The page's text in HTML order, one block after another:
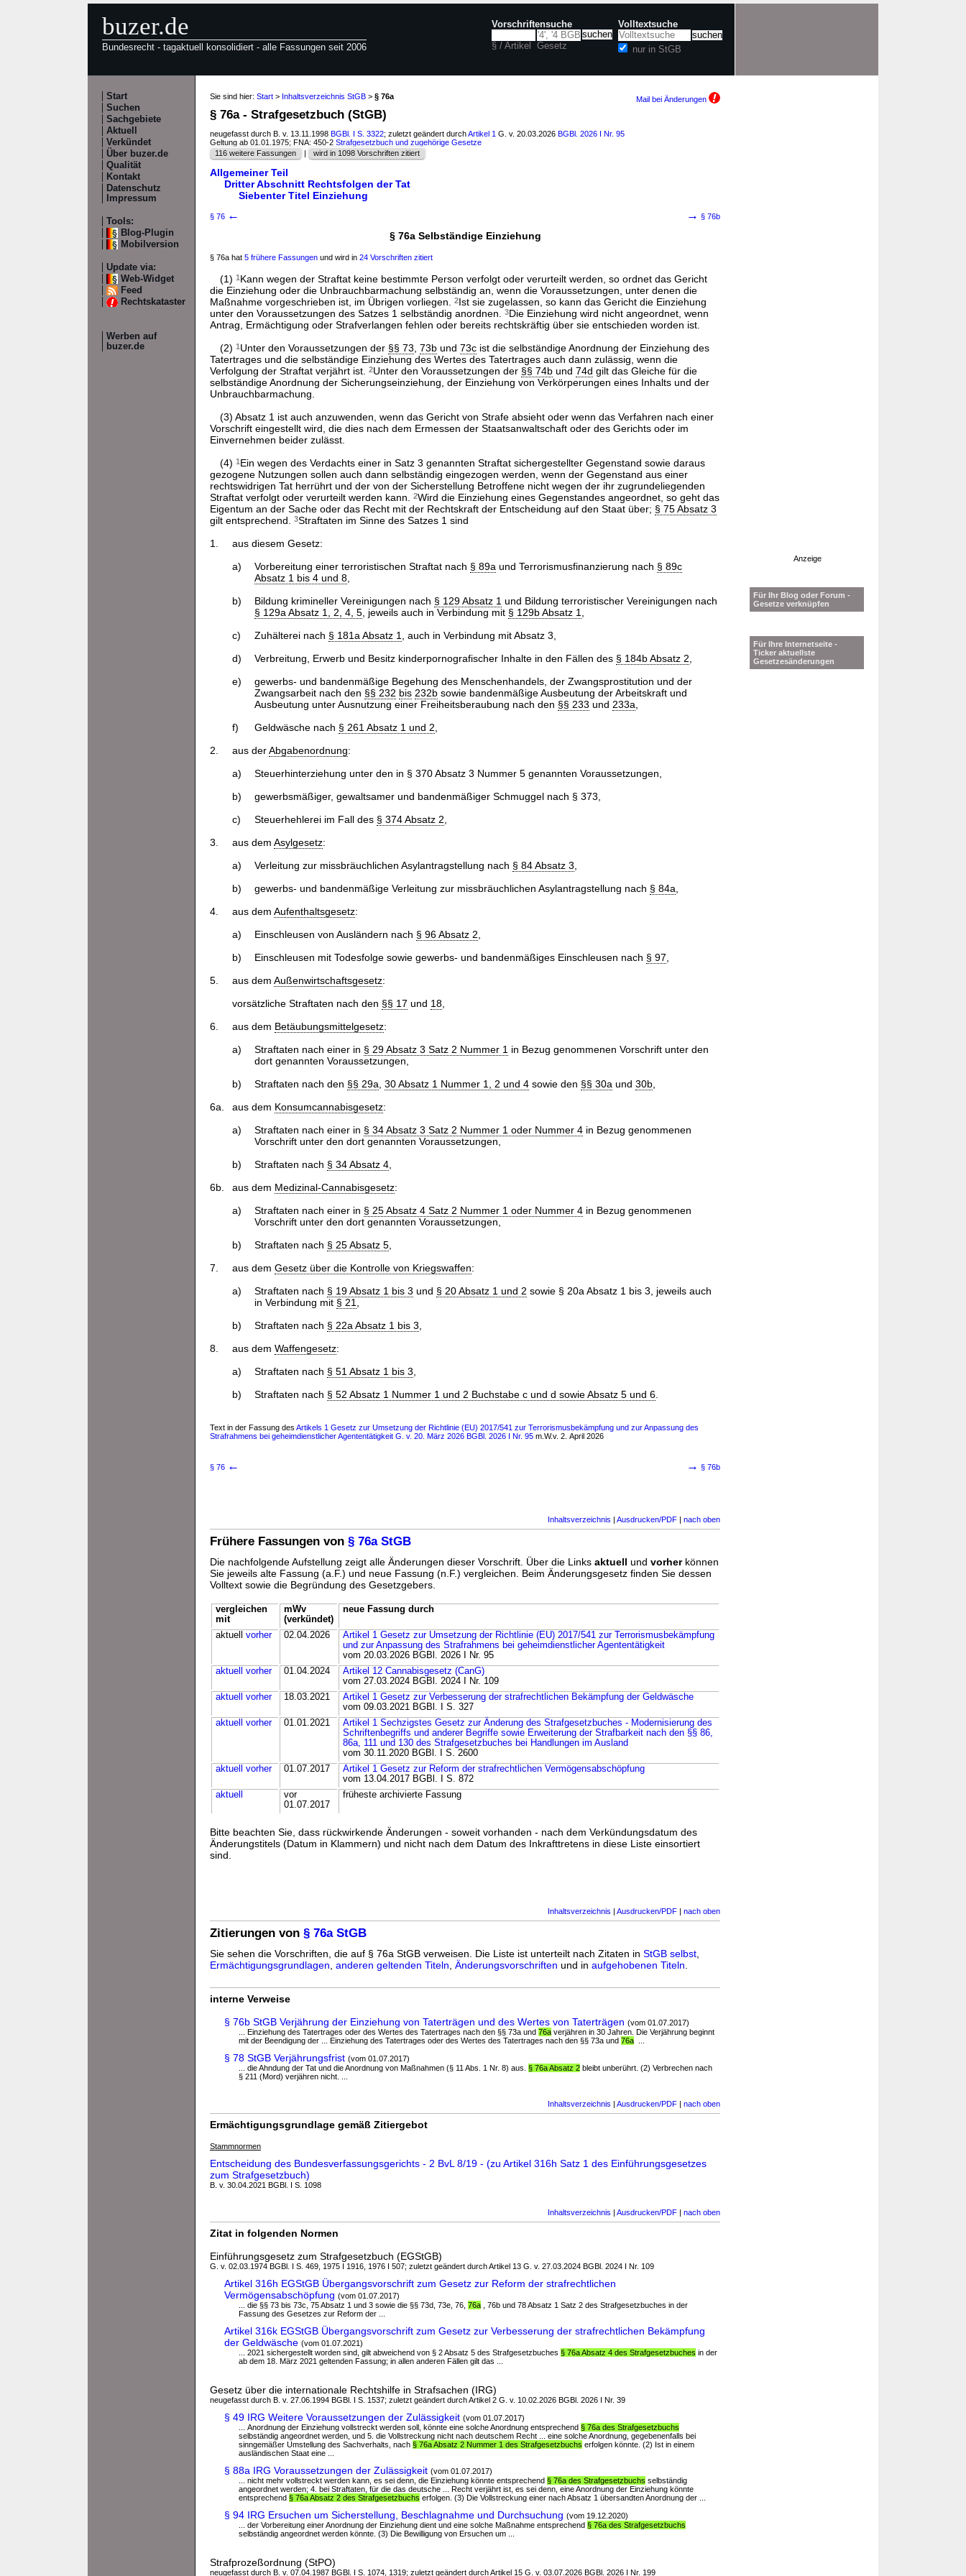
buzer.de
Bundesrecht - tagaktuell konsolidiert - alle Fassungen seit 2006
Vorschriftensuche
§ / Artikel Gesetz
Volltextsuche
nur in StGB
Start
Suchen
Sachgebiete
Aktuell
Verkündet
Über buzer.de
Qualität
Kontakt
Datenschutz
Impressum
Tools:
Blog-Plugin
Mobilversion
Update via:
Web-Widget
Feed
Rechtskataster
Werben auf
buzer.de
Sie sind hier: Start > Inhaltsverzeichnis StGB > § 76a Mail bei Änderungen
§ 76a - Strafgesetzbuch (StGB)
neugefasst durch B. v. 13.11.1998 BGBl. I S. 3322; zuletzt geändert durchArtikel 1 G. v. 20.03.2026 BGBl. 2026 I Nr. 95
Geltung ab 01.01.1975; FNA: 450-2 Strafgesetzbuch und zugehörige Gesetze
116 weitere Fassungen
| wird in 1098 Vorschriften zitiert
Allgemeiner Teil
Dritter Abschnitt Rechtsfolgen der Tat
Siebenter Titel Einziehung
§ 76 ← → § 76b
§ 76a Selbständige Einziehung
§ 76a hat 5 frühere Fassungen und wird in 24 Vorschriften zitiert
(1) 1Kann wegen der Straftat keine bestimmte Person verfolgt oder verurteilt werden, so ordnet das Gericht
die Einziehung oder die Unbrauchbarmachung selbständig an, wenn die Voraussetzungen, unter denen die
Maßnahme vorgeschrieben ist, im Übrigen vorliegen.
2Ist sie zugelassen, so kann das Gericht die Einziehung
unter den Voraussetzungen des Satzes 1 selbständig anordnen.
3Die Einziehung wird nicht angeordnet, wenn
Antrag, Ermächtigung oder Strafverlangen fehlen oder bereits rechtskräftig über sie entschieden worden ist.
(2) 1Unter den Voraussetzungen der §§ 73 73b und 73c ist die selbständige Anordnung der Einziehung des
Tatertrages und die selbständige Einziehung des Wertes des Tatertrages auch dann zulässig, wenn die
Verfolgung der Straftat verjährt ist.
2Unter den Voraussetzungen der §§ 74b und 74d gilt das Gleiche für die
selbständige Anordnung der Sicherungseinziehung, der Einziehung von Verkörperungen eines Inhalts und der
Unbrauchbarmachung.
(3) Absatz 1 ist auch anzuwenden, wenn das Gericht von Strafe absieht oder wenn das Verfahren nach einer
Vorschrift eingestellt wird, die dies nach dem Ermessen der Staatsanwaltschaft oder des Gerichts oder im
Einvernehmen beider zulässt.
(4) 1Ein wegen des Verdachts einer in Satz 3 genannten Straftat sichergestellter Gegenstand sowie daraus
gezogene Nutzungen sollen auch dann selbständig eingezogen werden, wenn der Gegenstand aus einer
rechtswidrigen Tat herrührt und der von der Sicherstellung Betroffene nicht wegen der ihr zugrundeliegenden
Straftat verfolgt oder verurteilt werden kann.
2Wird die Einziehung eines Gegenstandes angeordnet, so geht das
Eigentum an der Sache oder das Recht mit der Rechtskraft der Entscheidung auf den Staat über; § 75 Absatz 3
gilt entsprechend.
3Straftaten im Sinne des Satzes 1 sind
1.
aus diesem Gesetz:
a)
Vorbereitung einer terroristischen Straftat nach § 89a und Terrorismusfinanzierung nach § 89c
Absatz 1 bis 4 und 8,
b)
Bildung krimineller Vereinigungen nach § 129 Absatz 1 und Bildung terroristischer Vereinigungen nach
§ 129a Absatz 1, 2, 4, 5, jeweils auch in Verbindung mit § 129b Absatz 1
c)
Zuhälterei nach § 181a Absatz 1
, auch in Verbindung mit Absatz 3,
d)
Verbreitung, Erwerb und Besitz kinderpornografischer Inhalte in den Fällen des § 184b Absatz 2
e)
gewerbs- und bandenmäßige Begehung des Menschenhandels, der Zwangsprostitution und der
Zwangsarbeit nach den §§ 232 bis 232bsowie bandenmäßige Ausbeutung der Arbeitskraft und
Ausbeutung unter Ausnutzung einer Freiheitsberaubung nach den §§ 233 und 233a
f)
Geldwäsche nach § 261 Absatz 1 und 2
2.
aus derAbgabenordnung:
a)
Steuerhinterziehung unter den in § 370 Absatz 3 Nummer 5 genannten Voraussetzungen,
b)
gewerbsmäßiger, gewaltsamer und bandenmäßiger Schmuggel nach § 373,
c)
Steuerhehlerei im Fall des § 374 Absatz 2
3.
aus dem Asylgesetz:
a)
Verleitung zur missbräuchlichen Asylantragstellung nach § 84 Absatz 3
b)
gewerbs- und bandenmäßige Verleitung zur missbräuchlichen Asylantragstellung nach § 84a
4.
aus dem Aufenthaltsgesetz:
a)
Einschleusen von Ausländern nach § 96 Absatz 2
b)
Einschleusen mit Todesfolge sowie gewerbs- und bandenmäßiges Einschleusen nach § 97
5.
aus dem Außenwirtschaftsgesetz:
vorsätzliche Straftaten nach den §§ 17 und 18,
6.
aus dem Betäubungsmittelgesetz:
a)
Straftaten nach einer in § 29 Absatz 3 Satz 2 Nummer 1 in Bezug genommenen Vorschrift unter den
dort genannten Voraussetzungen,
b)
Straftaten nach den §§ 29a 30 Absatz 1 Nummer 1, 2 und 4sowie den §§ 30a und 30b,
6a.
aus dem Konsumcannabisgesetz:
a)
Straftaten nach einer in § 34 Absatz 3 Satz 2 Nummer 1 oder Nummer 4in Bezug genommenen
Vorschrift unter den dort genannten Voraussetzungen,
b)
Straftaten nach § 34 Absatz 4,
6b.
aus dem Medizinal-Cannabisgesetz:
a)
Straftaten nach einer in § 25 Absatz 4 Satz 2 Nummer 1 oder Nummer 4in Bezug genommenen
Vorschrift unter den dort genannten Voraussetzungen,
b)
Straftaten nach § 25 Absatz 5,
7.
aus dem Gesetz über die Kontrolle von Kriegswaffen:
a)
Straftaten nach § 19 Absatz 1 bis 3 und § 20 Absatz 1 und 2 sowie § 20a Absatz 1 bis 3, jeweils auch
in Verbindung mit § 21
b)
Straftaten nach § 22a Absatz 1 bis 3
8.
aus dem Waffengesetz:
a)
Straftaten nach § 51 Absatz 1 bis 3
b)
Straftaten nach § 52 Absatz 1 Nummer 1 und 2 Buchstabe c und d sowie Absatz 5 und 6.
Text in der Fassung des Artikels 1 Gesetz zur Umsetzung der Richtlinie (EU) 2017/541 zur Terrorismusbekämpfung und zur Anpassung des
Strafrahmens bei geheimdienstlicher Agententätigkeit G. v. 20. März 2026 BGBl. 2026 I Nr. 95 m.W.v. 2. April 2026
§ 76 ← → § 76b
Inhaltsverzeichnis | Ausdrucken/PDF | nach oben
Frühere Fassungen von § 76a StGB
Die nachfolgende Aufstellung zeigt alle Änderungen dieser Vorschrift. Über die Links aktuell und vorherkönnen
Sie jeweils alte Fassung (a.F.) und neue Fassung (n.F.) vergleichen. Beim Änderungsgesetz finden Sie dessen
Volltext sowie die Begründung des Gesetzgebers.
vergleichen
mit
mWv
(verkündet)
neue Fassung durch
aktuell vorher 02.04.2026
Artikel 1 Gesetz zur Umsetzung der Richtlinie (EU) 2017/541 zur Terrorismusbekämpfung
und zur Anpassung des Strafrahmens bei geheimdienstlicher Agententätigkeit
vom 20.03.2026 BGBl. 2026 I Nr. 95
aktuell
vorher 01.04.2024
Artikel 12 Cannabisgesetz (CanG)
vom 27.03.2024 BGBl. 2024 I Nr. 109
aktuell
vorher 18.03.2021
Artikel 1 Gesetz zur Verbesserung der strafrechtlichen Bekämpfung der Geldwäsche
vom 09.03.2021 BGBl. I S. 327
aktuell
vorher 01.01.2021
Artikel 1 Sechzigstes Gesetz zur Änderung des Strafgesetzbuches - Modernisierung des
Schriftenbegriffs und anderer Begriffe sowie Erweiterung der Strafbarkeit nach den §§ 86,
86a, 111 und 130 des Strafgesetzbuches bei Handlungen im Ausland
vom 30.11.2020 BGBl. I S. 2600
aktuell
vorher 01.07.2017
Artikel 1 Gesetz zur Reform der strafrechtlichen Vermögensabschöpfung
vom 13.04.2017 BGBl. I S. 872
aktuell
vor
01.07.2017
früheste archivierte Fassung
Bitte beachten Sie, dass rückwirkende Änderungen - soweit vorhanden - nach dem Verkündungsdatum des
Änderungstitels (Datum in Klammern) und nicht nach dem Datum des Inkrafttretens in diese Liste einsortiert
sind.
Inhaltsverzeichnis | Ausdrucken/PDF | nach oben
Zitierungen von § 76a StGB
Sie sehen die Vorschriften, die auf § 76a StGB verweisen. Die Liste ist unterteilt nach Zitaten in StGB selbst
Ermächtigungsgrundlagen anderen geltenden Titeln Änderungsvorschriften und in aufgehobenen Titeln
interne Verweise
§ 76b StGB Verjährung der Einziehung von Taterträgen und des Wertes von Taterträgen (vom 01.07.2017)
... Einziehung des Tatertrages oder des Wertes des Tatertrages nach den §§ 73a und 76a verjähren in 30 Jahren. Die Verjährung beginnt
mit der Beendigung der ... Einziehung des Tatertrages oder des Wertes des Tatertrages nach den §§ 73a und 76a
§ 78 StGB Verjährungsfrist (vom 01.07.2017)
... die Ahndung der Tat und die Anordnung von Maßnahmen (§ 11 Abs. 1 Nr. 8) aus. § 76a Absatz 2 bleibt unberührt. (2) Verbrechen nach
§ 211 (Mord) verjähren nicht. ...
Inhaltsverzeichnis | Ausdrucken/PDF | nach oben
Ermächtigungsgrundlage gemäß Zitiergebot
Stammnormen
Entscheidung des Bundesverfassungsgerichts - 2 BvL 8/19 - (zu Artikel 316h Satz 1 des Einführungsgesetzes
zum Strafgesetzbuch)
B. v. 30.04.2021 BGBl. I S. 1098
Inhaltsverzeichnis | Ausdrucken/PDF | nach oben
Zitat in folgenden Normen
Einführungsgesetz zum Strafgesetzbuch (EGStGB)
G. v. 02.03.1974 BGBl. I S. 469, 1975 I 1916, 1976 I 507; zuletzt geändert durch Artikel 13 G. v. 27.03.2024 BGBl. 2024 I Nr. 109
Artikel 316h EGStGB Übergangsvorschrift zum Gesetz zur Reform der strafrechtlichen
Vermögensabschöpfung (vom 01.07.2017)
... die §§ 73 bis 73c, 75 Absatz 1 und 3 sowie die §§ 73d, 73e, 76, 76a , 76b und 78 Absatz 1 Satz 2 des Strafgesetzbuches in der
Fassung des Gesetzes zur Reform der ...
Artikel 316k EGStGB Übergangsvorschrift zum Gesetz zur Verbesserung der strafrechtlichen Bekämpfung
der Geldwäsche (vom 01.07.2021)
... 2021 sichergestellt worden sind, gilt abweichend von § 2 Absatz 5 des Strafgesetzbuches § 76a Absatz 4 des Strafgesetzbuches in der
ab dem 18. März 2021 geltenden Fassung; in allen anderen Fällen gilt das ...
Gesetz über die internationale Rechtshilfe in Strafsachen (IRG)
neugefasst durch B. v. 27.06.1994 BGBl. I S. 1537; zuletzt geändert durch Artikel 2 G. v. 10.02.2026 BGBl. 2026 I Nr. 39
§ 49 IRG Weitere Voraussetzungen der Zulässigkeit (vom 01.07.2017)
... Anordnung der Einziehung vollstreckt werden soll, könnte eine solche Anordnung entsprechend § 76a des Strafgesetzbuchs
selbständig angeordnet werden, und 5. die Vollstreckung nicht nach deutschem Recht ... eine solche Anordnung, gegebenenfalls bei
sinngemäßer Umstellung des Sachverhalts, nach § 76a Absatz 2 Nummer 1 des Strafgesetzbuchs erfolgen könnte. (2) Ist in einem
ausländischen Staat eine ...
§ 88a IRG Voraussetzungen der Zulässigkeit (vom 01.07.2017)
... nicht mehr vollstreckt werden kann, es sei denn, die Einziehung könnte entsprechend § 76a des Strafgesetzbuchs selbständig
angeordnet werden; 4. bei Straftaten, für die das deutsche ... Recht verjährt ist, es sei denn, eine Anordnung der Einziehung könnte
entsprechend § 76a Absatz 2 des Strafgesetzbuchs erfolgen. (3) Die Vollstreckung einer nach Absatz 1 übersandten Anordnung der ...
§ 94 IRG Ersuchen um Sicherstellung, Beschlagnahme und Durchsuchung (vom 19.12.2020)
... der Vorbereitung einer Anordnung der Einziehung dient und eine solche Maßnahme entsprechend § 76a des Strafgesetzbuchs
selbständig angeordnet werden könnte. (3) Die Bewilligung von Ersuchen um ...
Strafprozeßordnung (StPO)
neugefasst durch B. v. 07.04.1987 BGBl. I S. 1074, 1319; zuletzt geändert durch Artikel 15 G. v. 03.07.2026 BGBl. 2026 I Nr. 199
Anzeige
Für Ihr Blog oder Forum -
Gesetze verknüpfen
Für Ihre Internetseite -
Ticker aktuellste
Gesetzesänderungen